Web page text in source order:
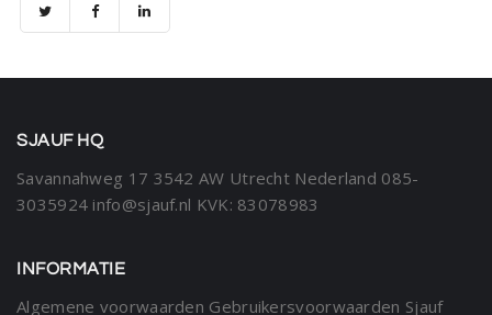
SJAUF HQ
Savannahweg 17 3542 AW Utrecht Nederland 085-
3035924 info@sjauf.nl KVK: 83078983
INFORMATIE
Algemene voorwaarden Gebruikersvoorwaarden Sjauf